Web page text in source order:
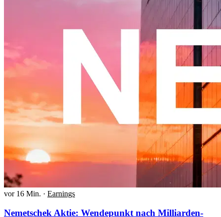
vor 16 Min. · Earnings
Nemetschek Aktie: Wendepunkt nach Milliarden-